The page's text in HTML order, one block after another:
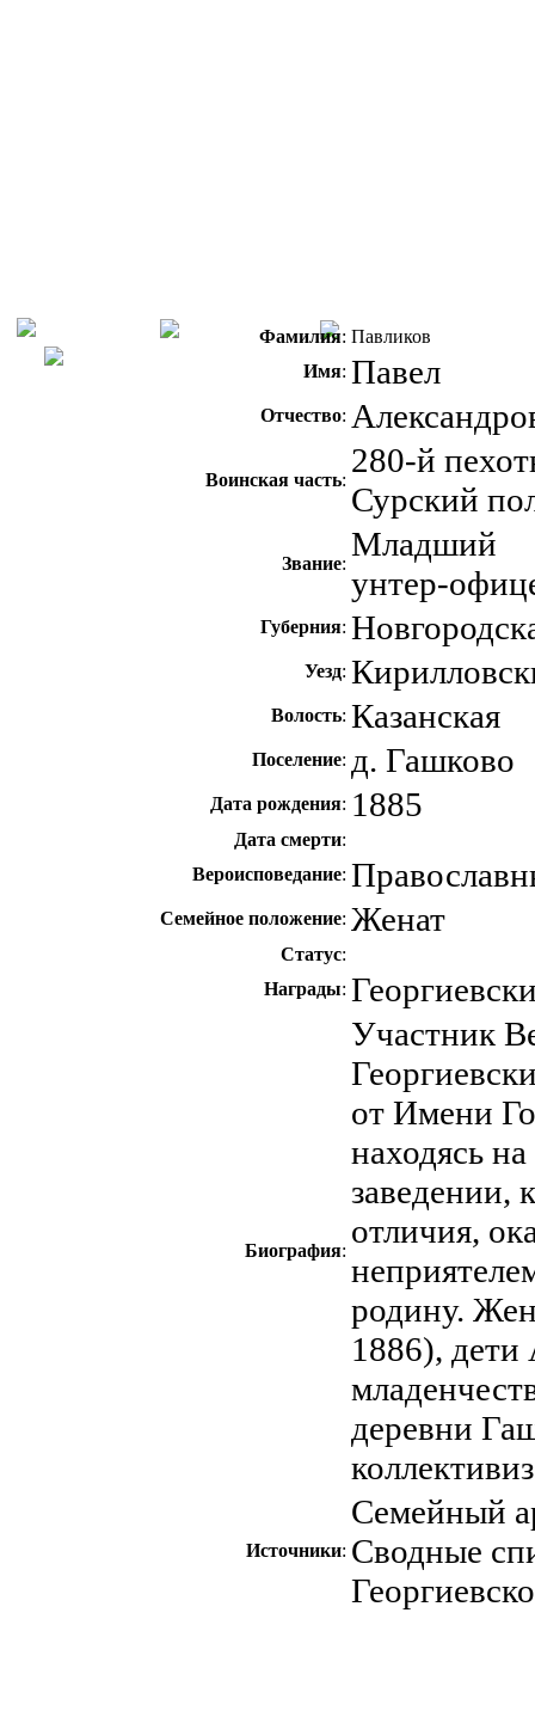
Фамилия: Павликов
Имя: Павел
Отчество:
Воинская часть:
280-й
Сурский
Звание:
Младший
унтер-
Губерния:
Уезд:
Волость: Казанская
Поселение: д. Гашково
Дата рождения: 1885
Дата смерти:
Вероисповедание:
Семейное положение: Женат
Статус:
Награды:
Биография:
Участник
от Имени
находясь
заведении,
отличия,
родину.
1886),
деревни
Источники:
Семейный
Сводные